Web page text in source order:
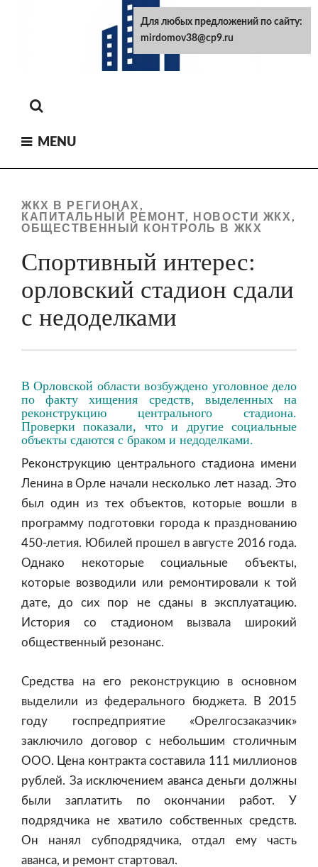
MENU
ЖКХ В РЕГИОНАХ ,
КАПИТАЛЬНЫЙ РЕМОНТ, НОВОСТИ ЖКХ ,
ОБЩЕСТВЕННЫЙ КОНТРОЛЬ В ЖКХ
Спортивный интерес:
орловский стадион сдали
с недоделками
В Орловской области возбуждено уголовное дело
по факту хищения средств, выделенных на
реконструкцию центрального стадиона.
Проверки показали, что и другие социальные
объекты сдаются с браком и недоделками.
Реконструкцию центрального стадиона имени
Ленина в Орле начали несколько лет назад. Это
был один из тех объектов, которые вошли в
программу подготовки города к празднованию
450-летия. Юбилей прошел в августе 2016 года.
Однако некоторые социальные объекты,
которые возводили или ремонтировали к той
дате, до сих пор не сданы в эксплуатацию.
История со стадионом вызвала широкий
общественный резонанс.
Средства на его реконструкцию в основном
выделили из федерального бюджета. В 2015
году госпредприятие «Орелгосзаказчик»
заключило договор с небольшим столичным
ООО. Цена контракта составила 111 миллионов
рублей. За исключением аванса деньги должны
были заплатить по окончании работ. У
подрядчика не хватило собственных средств.
Он нанял субподрядчика, отдал ему часть
аванса, и ремонт стартовал.
Для любых предложений по сайту:
mirdomov38@cp9.ru